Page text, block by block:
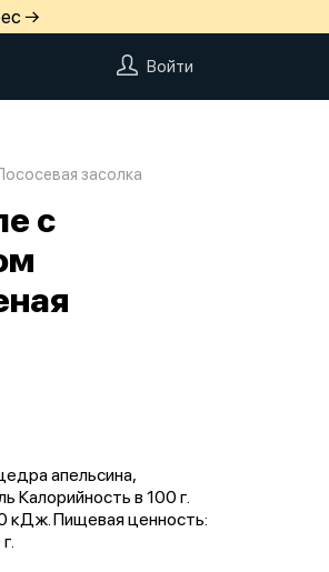
→
Войти
засолка
с
апельсина,
Калорийность в 100 г.
кДж. Пищевая ценность: